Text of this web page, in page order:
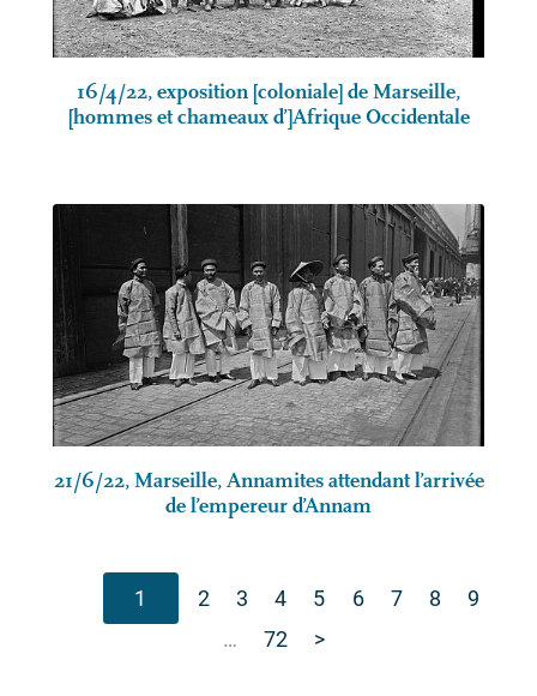
16/4/22, exposition [coloniale] de Marseille,
[hommes et chameaux d’]Afrique Occidentale
21/6/22, Marseille, Annamites attendant l’arrivée
de l’empereur d’Annam
1 2 3 4 5 6 7 8
9
…
72 >